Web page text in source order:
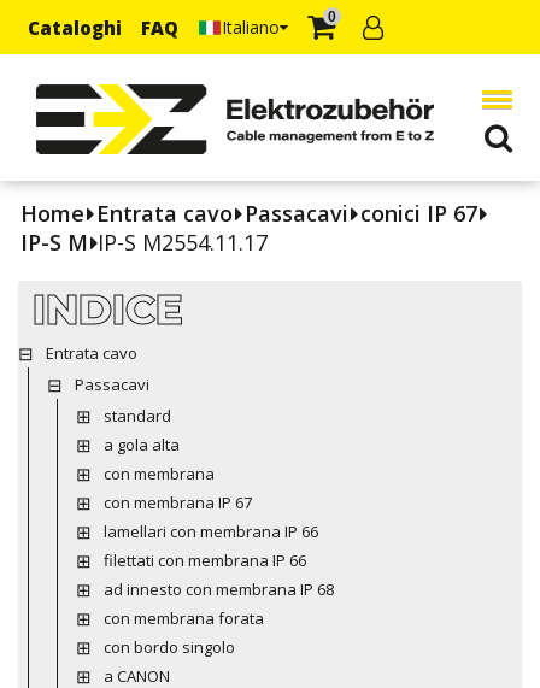
Cataloghi FAQ Italiano 0
Home Entrata cavo Passacavi conici IP 67
IP-S M IP-S M2554.11.17
INDICE
Entrata cavo
Passacavi
standard
a gola alta
con membrana
con membrana IP 67
lamellari con membrana IP 66
filettati con membrana IP 66
ad innesto con membrana IP 68
con membrana forata
con bordo singolo
a CANON